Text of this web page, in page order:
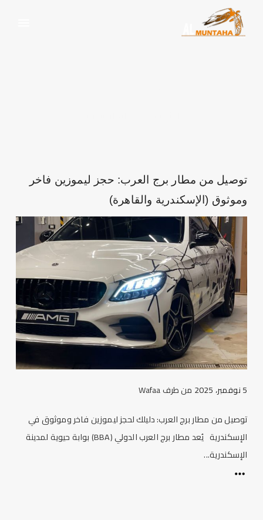
توصيل من مطار برج العرب: حجز ليموزين فاخر
وموثوق (الإسكندرية والقاهرة)
5 نوفمبر، 2025 من طرفWafaa
توصيل من مطار برج العرب: دليلك لحجز ليموزين فاخر وموثوق في
الإسكندرية يُعد مطار برج العرب الدولي (BBA) بوابة حيوية لمدينة
الإسكندرية...